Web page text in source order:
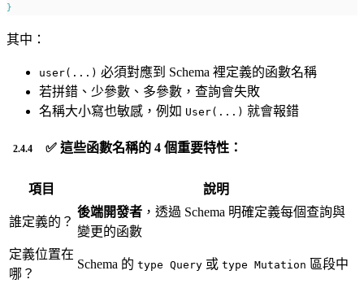
}
其中：
user(...) 必須對應到 Schema 裡定義的函數名稱
若拼錯、少參數、多參數，查詢會失敗
名稱大小寫也敏感，例如 User(...) 就會報錯
✅ 這些函數名稱的 4 個重要特性：
項目 說明
誰定義的？
後端開發者 ，透過 Schema 明確定義每個查詢與
變更的函數
定義位置在
哪？
Schema 的 type Query 或 type Mutation 區段中